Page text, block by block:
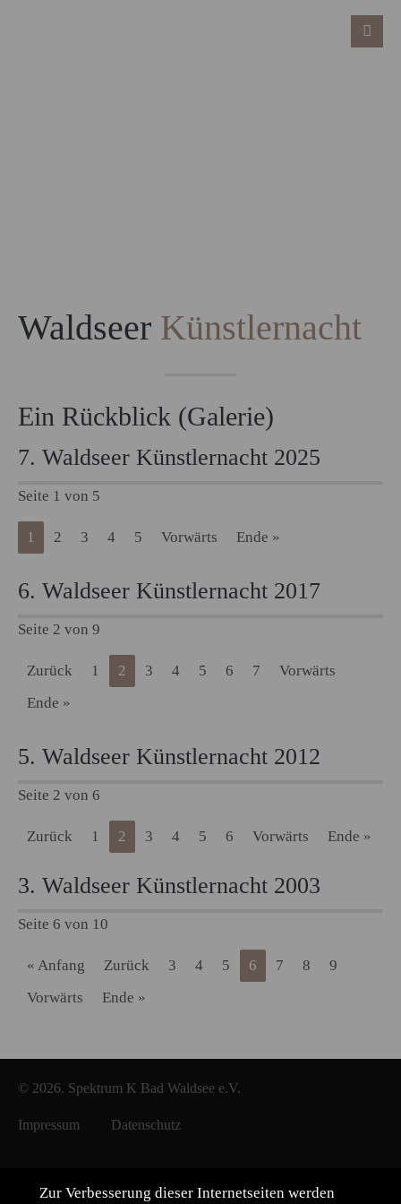
Waldseer Künstlernacht
Ein Rückblick (Galerie)
7. Waldseer Künstlernacht 2025
Seite 1 von 5
1 2 3 4 5 Vorwärts Ende »
6. Waldseer Künstlernacht 2017
Seite 2 von 9
Zurück 1 2 3 4 5 6 7
Vorwärts
Ende »
5. Waldseer Künstlernacht 2012
Seite 2 von 6
Zurück 1 2 3 4 5 6 Vorwärts Ende »
3. Waldseer Künstlernacht 2003
Seite 6 von 10
« Anfang Zurück 3 4 5 6 7 8
9
Vorwärts
Ende »
© 2026. Spektrum K Bad Waldsee e.V.
Impressum Datenschutz
Zur Verbesserung dieser Internetseiten werden